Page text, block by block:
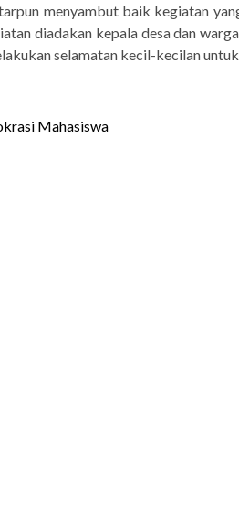
menyambut baik kegiatan
diadakan kepala desa dan
selamatan kecil-kecilan
Mahasiswa